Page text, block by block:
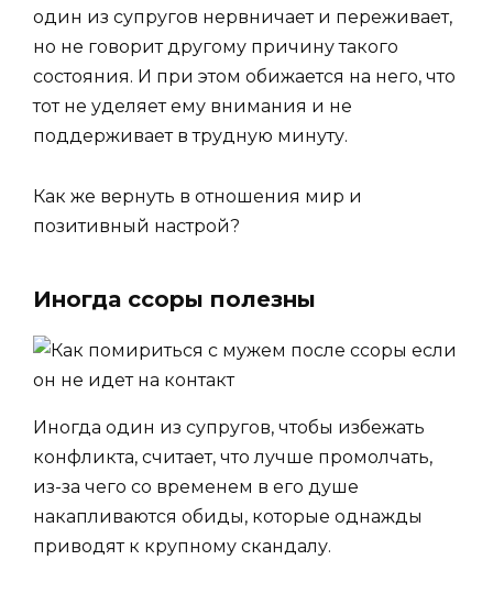
один из супругов нервничает и переживает,
но не говорит другому причину такого
состояния. И при этом обижается на него, что
тот не уделяет ему внимания и не
поддерживает в трудную минуту.
Как же вернуть в отношения мир и
позитивный настрой?
Иногда ссоры полезны
Иногда один из супругов, чтобы избежать
конфликта, считает, что лучше промолчать,
из-за чего со временем в его душе
накапливаются обиды, которые однажды
приводят к крупному скандалу.